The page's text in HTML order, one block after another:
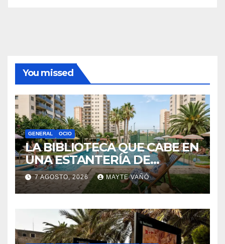
You missed
GENERAL OCIO
LA BIBLIOTECA QUE CABE EN
UNA ESTANTERÍA DE
WALLAPOP
7 AGOSTO, 2026 MAYTE VAÑÓ